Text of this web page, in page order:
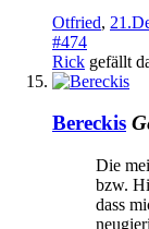
Otfried,
#474
Rick gefällt
Bereckis
Die
bzw.
dass